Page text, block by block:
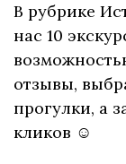
В рубрике
нас 10
отзывы,
прогулки, а
кликов ☺